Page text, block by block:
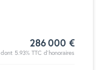
286 000 €
dont 5.93% TTC d'honoraires